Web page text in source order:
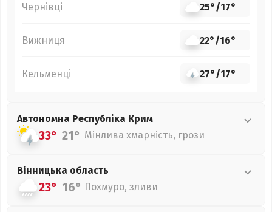
Чернівці 25°/17°
Вижниця 22°/16°
Кельменці 27°/17°
Автономна Республіка Крим
33° 21° Мінлива хмарність, грози
Вінницька область
23° 16° Похмуро, зливи